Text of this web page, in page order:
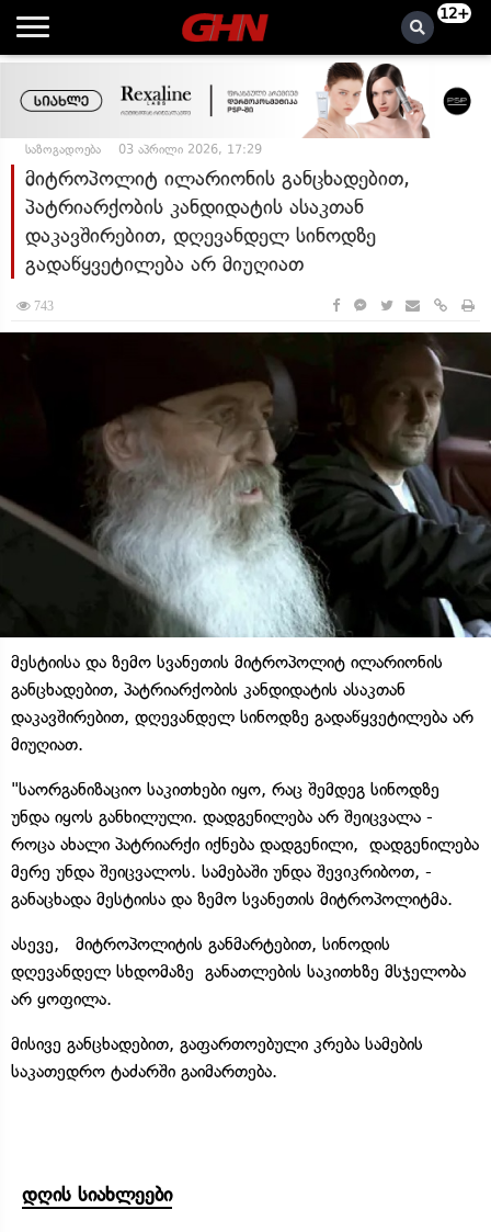
12+
საზოგადოება 03 აპრილი 2026, 17:29
მიტროპოლიტ ილარიონის განცხადებით,
პატრიარქობის კანდიდატის ასაკთან
დაკავშირებით, დღევანდელ სინოდზე
გადაწყვეტილება არ მიუღიათ
743
მესტიისა და ზემო სვანეთის მიტროპოლიტ ილარიონის
განცხადებით, პატრიარქობის კანდიდატის ასაკთან
დაკავშირებით, დღევანდელ სინოდზე გადაწყვეტილება არ
მიუღიათ.
"საორგანიზაციო საკითხები იყო, რაც შემდეგ სინოდზე
უნდა იყოს განხილული. დადგენილება არ შეიცვალა -
როცა ახალი პატრიარქი იქნება დადგენილი, დადგენილება
მერე უნდა შეიცვალოს. სამებაში უნდა შევიკრიბოთ, -
განაცხადა მესტიისა და ზემო სვანეთის მიტროპოლიტმა.
ასევე, მიტროპოლიტის განმარტებით, სინოდის
დღევანდელ სხდომაზე განათლების საკითხზე მსჯელობა
არ ყოფილა.
მისივე განცხადებით, გაფართოებული კრება სამების
საკათედრო ტაძარში გაიმართება.
დღის სიახლეები